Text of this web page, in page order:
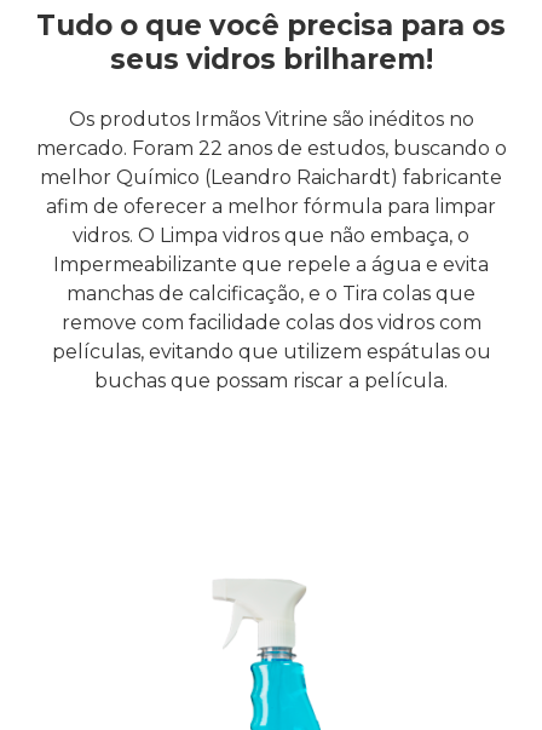
Tudo o que você precisa para os
seus vidros brilharem!
Os produtos Irmãos Vitrine são inéditos no
mercado. Foram 22 anos de estudos, buscando o
melhor Químico (Leandro Raichardt) fabricante
afim de oferecer a melhor fórmula para limpar
vidros. O Limpa vidros que não embaça, o
Impermeabilizante que repele a água e evita
manchas de calcificação, e o Tira colas que
remove com facilidade colas dos vidros com
películas, evitando que utilizem espátulas ou
buchas que possam riscar a película.